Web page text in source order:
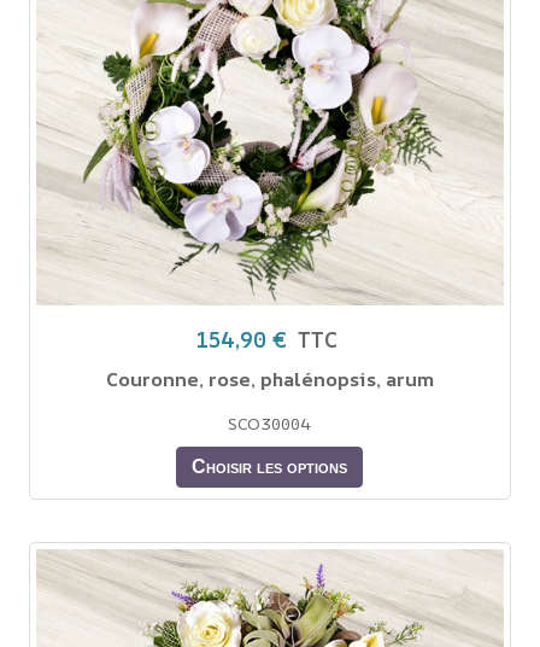
154,90 € TTC
Couronne, rose, phalénopsis, arum
SCO30004
Choisir les options